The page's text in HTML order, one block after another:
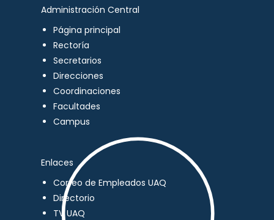
Administración Central
Página principal
Rectoría
Secretarios
Direcciones
Coordinaciones
Facultades
Campus
Enlaces
Correo de Empleados UAQ
Directorio
TV UAQ